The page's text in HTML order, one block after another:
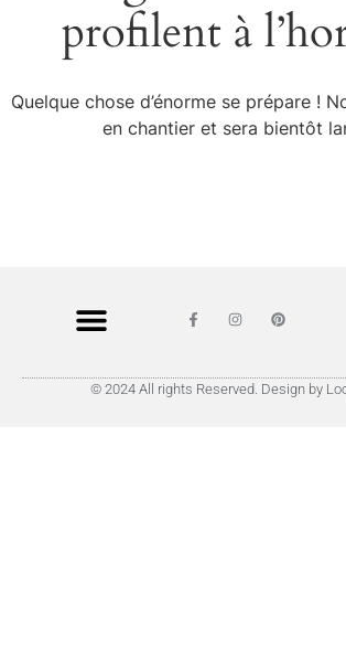
profilent à
Quelque chose d’énorme se prépare !
en chantier et sera bientôt
© 2024 All rights Reserved. Design by